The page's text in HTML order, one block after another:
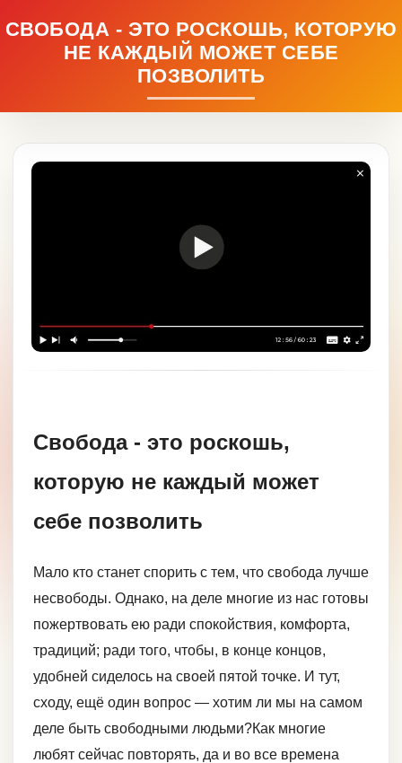
СВОБОДА - ЭТО РОСКОШЬ, КОТОРУЮ
НЕ КАЖДЫЙ МОЖЕТ СЕБЕ
ПОЗВОЛИТЬ
Свобода - это роскошь,
которую не каждый может
себе позволить
Мало кто станет спорить с тем, что свобода лучше
несвободы. Однако, на деле многие из нас готовы
пожертвовать ею ради спокойствия, комфорта,
традиций; ради того, чтобы, в конце концов,
удобней сиделось на своей пятой точке. И тут,
сходу, ещё один вопрос — хотим ли мы на самом
деле быть свободными людьми?Как многие
любят сейчас повторять, да и во все времена